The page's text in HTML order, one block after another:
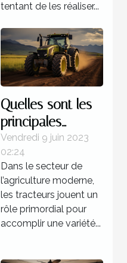
tentant de les réaliser...
Quelles sont les
principales
marques de
tracteurs
agricoles
disponibles sur le
marché ?
Vendredi 9 juin 2023
02:24
Dans le secteur de
l’agriculture moderne,
les tracteurs jouent un
rôle primordial pour
accomplir une variété...